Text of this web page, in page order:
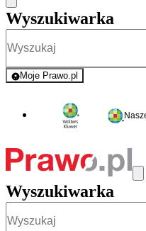
Wyszukiwarka
Moje Prawo.pl
- rejestracja i logowanie
Wyszukiwarka